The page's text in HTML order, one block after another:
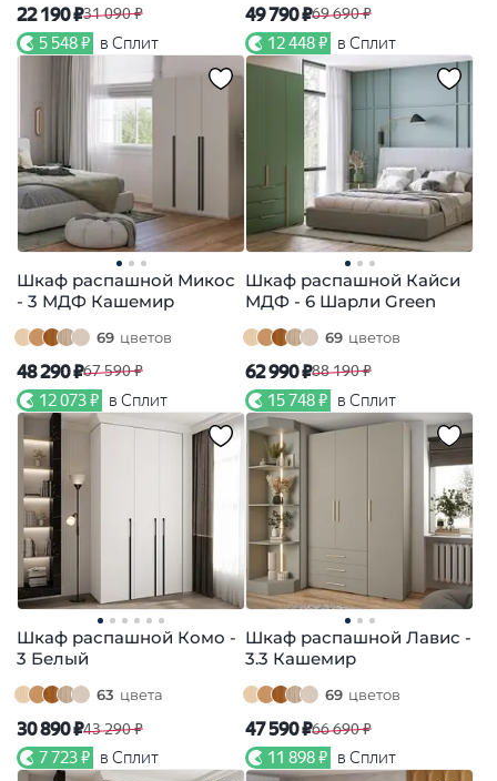
22 190 ₽31 090 ₽
5 548 ₽ в Сплит
49 790 ₽69 690 ₽
12 448 ₽ в Сплит
Шкаф распашной Микос
- 3 МДФ Кашемир
69 цветов
48 290 ₽67 590 ₽
12 073 ₽ в Сплит
Шкаф распашной Кайси
МДФ - 6 Шарли Green
69 цветов
62 990 ₽88 190 ₽
15 748 ₽ в Сплит
Шкаф распашной Комо -
3 Белый
63 цвета
30 890 ₽43 290 ₽
7 723 ₽ в Сплит
Шкаф распашной Лавис -
3.3 Кашемир
69 цветов
47 590 ₽66 690 ₽
11 898 ₽ в Сплит